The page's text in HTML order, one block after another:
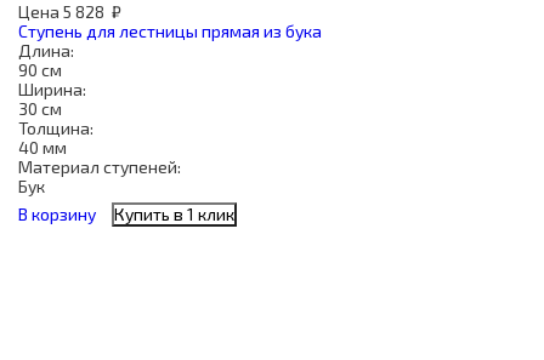
Цена 5 828 ₽
Ступень для лестницы прямая из бука
Длина:
90 см
Ширина:
30 см
Толщина:
40 мм
Материал ступеней:
Бук
В корзину
Купить в 1 клик